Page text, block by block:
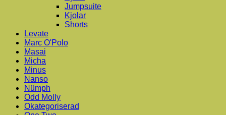
Jumpsuite
Kjolar
Shorts
Levate
Marc O'Polo
Masai
Micha
Minus
Nanso
Nümph
Odd Molly
Okategoriserad